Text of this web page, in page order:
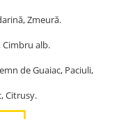
Zmeură.
alb.
de Guaiac, Paciuli,
Citrusy.